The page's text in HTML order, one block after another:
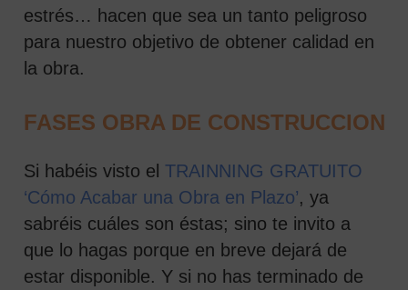
estrés… hacen que sea un tanto peligroso
para nuestro objetivo de obtener calidad en
la obra.
FASES OBRA DE CONSTRUCCION
Si habéis visto el TRAINNING GRATUITO
‘Cómo Acabar una Obra en Plazo’, ya
sabréis cuáles son éstas; sino te invito a
que lo hagas porque en breve dejará de
estar disponible. Y si no has terminado de